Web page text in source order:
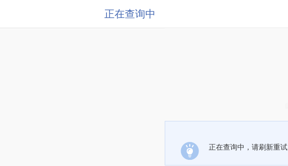
正在查询中
正在查询中，请刷新重试